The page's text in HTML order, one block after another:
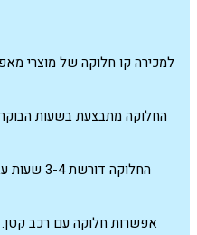
למכירה קו חלוקה של מוצרי
החלוקה מתבצעת בשעות הבוקר
החלוקה